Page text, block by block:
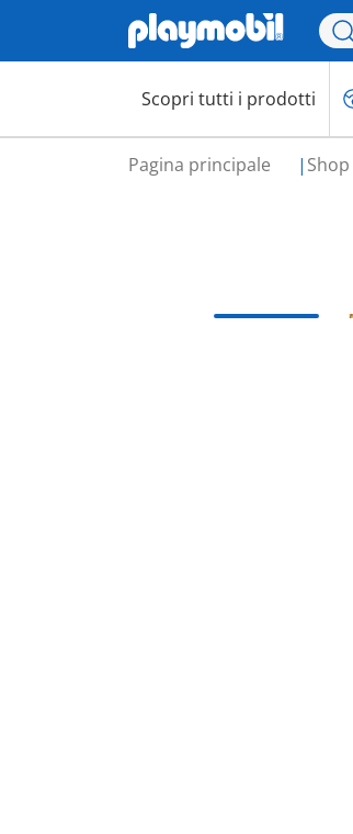
Scopri tutti i prodotti
Pagina principale Shop